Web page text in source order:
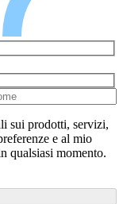
sui prodotti, servizi,
e al mio
qualsiasi momento.